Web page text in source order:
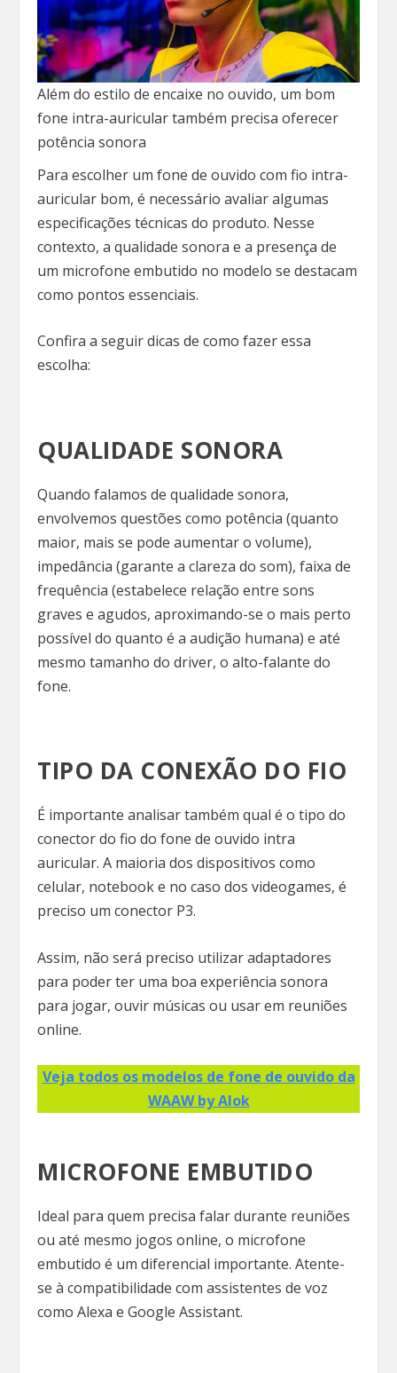
Além do estilo de encaixe no ouvido, um bom
fone intra-auricular também precisa oferecer
potência sonora
Para escolher um fone de ouvido com fio intra-
auricular bom, é necessário avaliar algumas
especificações técnicas do produto. Nesse
contexto, a qualidade sonora e a presença de
um microfone embutido no modelo se destacam
como pontos essenciais.
Confira a seguir dicas de como fazer essa
escolha:
QUALIDADE SONORA
Quando falamos de qualidade sonora,
envolvemos questões como potência (quanto
maior, mais se pode aumentar o volume),
impedância (garante a clareza do som), faixa de
frequência (estabelece relação entre sons
graves e agudos, aproximando-se o mais perto
possível do quanto é a audição humana) e até
mesmo tamanho do driver, o alto-falante do
fone.
TIPO DA CONEXÃO DO FIO
É importante analisar também qual é o tipo do
conector do fio do fone de ouvido intra
auricular. A maioria dos dispositivos como
celular, notebook e no caso dos videogames, é
preciso um conector P3.
Assim, não será preciso utilizar adaptadores
para poder ter uma boa experiência sonora
para jogar, ouvir músicas ou usar em reuniões
online.
Veja todos os modelos de fone de ouvido da
WAAW by Alok
MICROFONE EMBUTIDO
Ideal para quem precisa falar durante reuniões
ou até mesmo jogos online, o microfone
embutido é um diferencial importante. Atente-
se à compatibilidade com assistentes de voz
como Alexa e Google Assistant.